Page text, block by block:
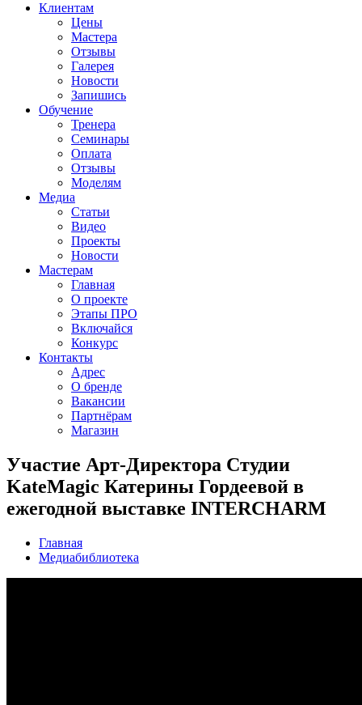
Клиентам
Цены
Мастера
Отзывы
Галерея
Новости
Запишись
Обучение
Тренера
Семинары
Оплата
Отзывы
Моделям
Медиа
Статьи
Видео
Проекты
Новости
Мастерам
Главная
О проекте
Этапы ПРО
Включайся
Конкурс
Контакты
Адрес
О бренде
Вакансии
Партнёрам
Магазин
Участие Арт-Директора Студии
KateMagic Катерины Гордеевой в
ежегодной выставке INTERCHARM
Главная
Медиабиблиотека